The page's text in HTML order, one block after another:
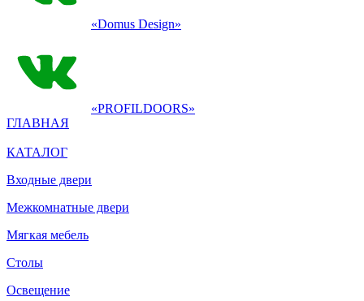
«Domus Design»
«PROFILDOORS»
ГЛАВНАЯ
КАТАЛОГ
Входные двери
Межкомнатные двери
Мягкая мебель
Столы
Освещение